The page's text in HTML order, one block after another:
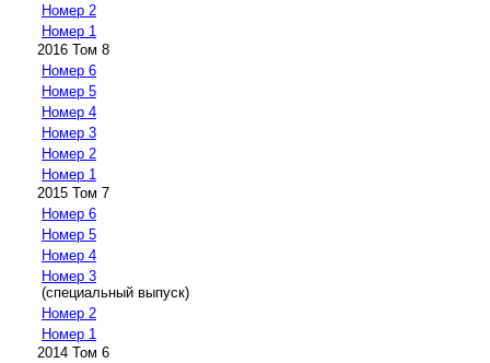
Номер 2
Номер 1
2016 Том 8
Номер 6
Номер 5
Номер 4
Номер 3
Номер 2
Номер 1
2015 Том 7
Номер 6
Номер 5
Номер 4
Номер 3
(специальный выпуск)
Номер 2
Номер 1
2014 Том 6